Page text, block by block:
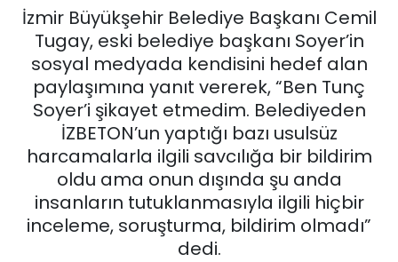
İzmir Büyükşehir Belediye Başkanı Cemil
Tugay, eski belediye başkanı Soyer’in
sosyal medyada kendisini hedef alan
paylaşımına yanıt vererek, “Ben Tunç
Soyer’i şikayet etmedim. Belediyeden
İZBETON’un yaptığı bazı usulsüz
harcamalarla ilgili savcılığa bir bildirim
oldu ama onun dışında şu anda
insanların tutuklanmasıyla ilgili hiçbir
inceleme, soruşturma, bildirim olmadı”
dedi.
English News
GÜNCEL
KÜLTÜR SANAT
MAGAZİN
POLİTİKA
Haber Arşivi